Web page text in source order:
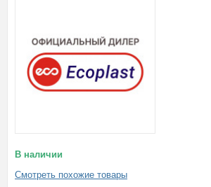
В наличии
Смотреть похожие товары